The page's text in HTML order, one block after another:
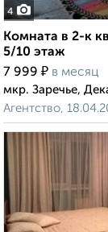
4
Комната в 2-к
5/10 этаж
7 999 ₽ в месяц
мкр. Заречье,
Агентство,